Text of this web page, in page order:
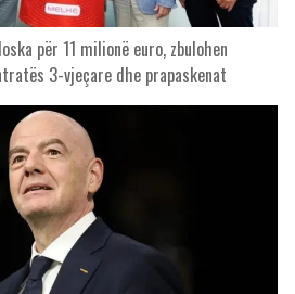
për 11 milionë euro, zbulohen
3-vjeçare dhe prapaskenat